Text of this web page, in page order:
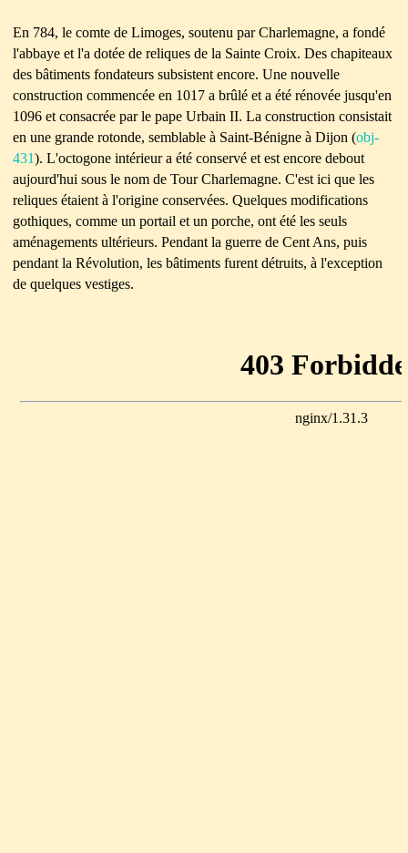
En 784, le comte de Limoges, soutenu par Charlemagne, a fondé
l'abbaye et l'a dotée de reliques de la Sainte Croix. Des chapiteaux
des bâtiments fondateurs subsistent encore. Une nouvelle
construction commencée en 1017 a brûlé et a été rénovée jusqu'en
1096 et consacrée par le pape Urbain II. La construction consistait
en une grande rotonde, semblable à Saint-Bénigne à Dijon (obj-
431). L'octogone intérieur a été conservé et est encore debout
aujourd'hui sous le nom de Tour Charlemagne. C'est ici que les
reliques étaient à l'origine conservées. Quelques modifications
gothiques, comme un portail et un porche, ont été les seuls
aménagements ultérieurs. Pendant la guerre de Cent Ans, puis
pendant la Révolution, les bâtiments furent détruits, à l'exception
de quelques vestiges.